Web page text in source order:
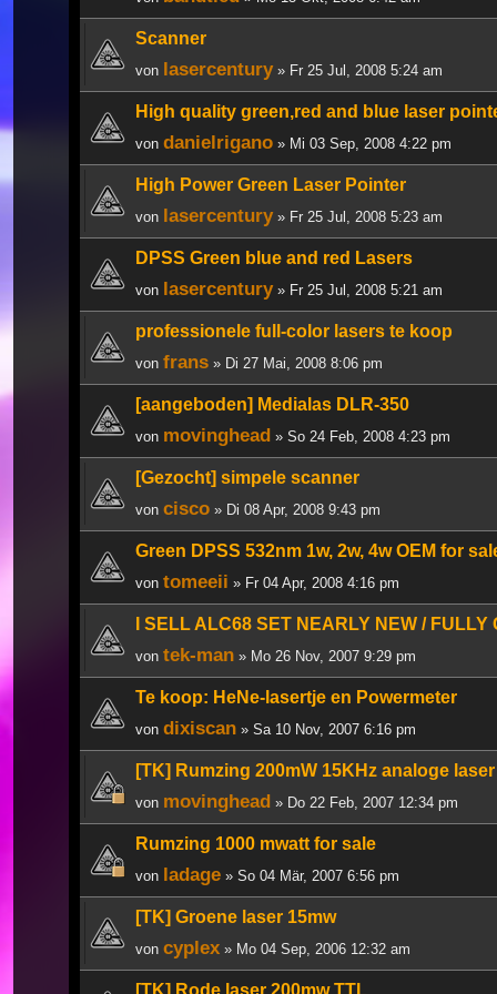
Scanner
von lasercentury» Fr 25 Jul, 2008 5:24 am
High quality green,red and blue laser
von danielrigano » Mi 03 Sep, 2008 4:22 pm
High Power Green Laser Pointer
von lasercentury» Fr 25 Jul, 2008 5:23 am
DPSS Green blue and red Lasers
von lasercentury» Fr 25 Jul, 2008 5:21 am
professionele full-color lasers te koop
von frans » Di 27 Mai, 2008 8:06 pm
[aangeboden] Medialas DLR-350
von movinghead » So 24 Feb, 2008 4:23 pm
[Gezocht] simpele scanner
von cisco » Di 08 Apr, 2008 9:43 pm
Green DPSS 532nm 1w, 2w, 4w OEM for
von tomeeii » Fr 04 Apr, 2008 4:16 pm
I SELL ALC68 SET NEARLY NEW / FULLY
von tek-man » Mo 26 Nov, 2007 9:29 pm
Te koop: HeNe-lasertje en Powermeter
von dixiscan » Sa 10 Nov, 2007 6:16 pm
[TK] Rumzing 200mW 15KHz analoge laser
von movinghead » Do 22 Feb, 2007 12:34 pm
Rumzing 1000 mwatt for sale
von ladage » So 04 Mär, 2007 6:56 pm
[TK] Groene laser 15mw
von cyplex » Mo 04 Sep, 2006 12:32 am
[TK] Rode laser 200mw TTL